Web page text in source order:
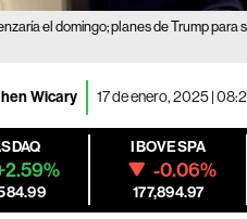
el domingo; planes de Trump para
Wicary 17 de enero, 2025 |
IBOVESPA
-0.06%
177,894.97